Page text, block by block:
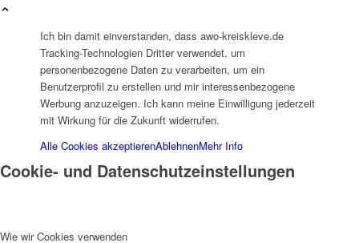
Erziehungsbeistand
Ich bin damit einverstanden, dass awo-kreiskleve.de
Tracking-Technologien Dritter verwendet, um
personenbezogene Daten zu verarbeiten, um ein
Benutzerprofil zu erstellen und mir interessenbezogene
Werbung anzuzeigen. Ich kann meine Einwilligung jederzeit
mit Wirkung für die Zukunft widerrufen.
Alle Cookies akzeptierenAblehnenMehr Info
Cookie- und Datenschutzeinstellungen
Wie wir Cookies verwenden